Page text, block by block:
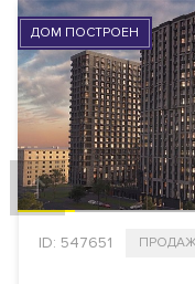
ДОМ ПОСТРОЕН
ID: 547651